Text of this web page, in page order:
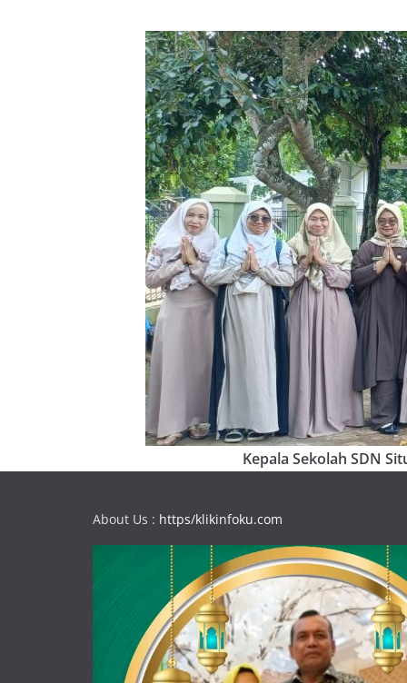
Kepala Sekolah SDN
About Us : https/klikinfoku.com